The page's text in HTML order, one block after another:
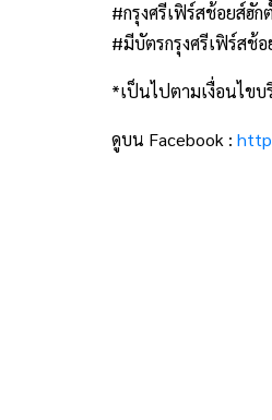
#กรุงศรีเฟิร์สช้อยส์ฮัก
#มีบัตรกรุงศรีเฟิร์สช้อ
*เป็นไปตามเงื่อนไข
ดูบน Facebook :